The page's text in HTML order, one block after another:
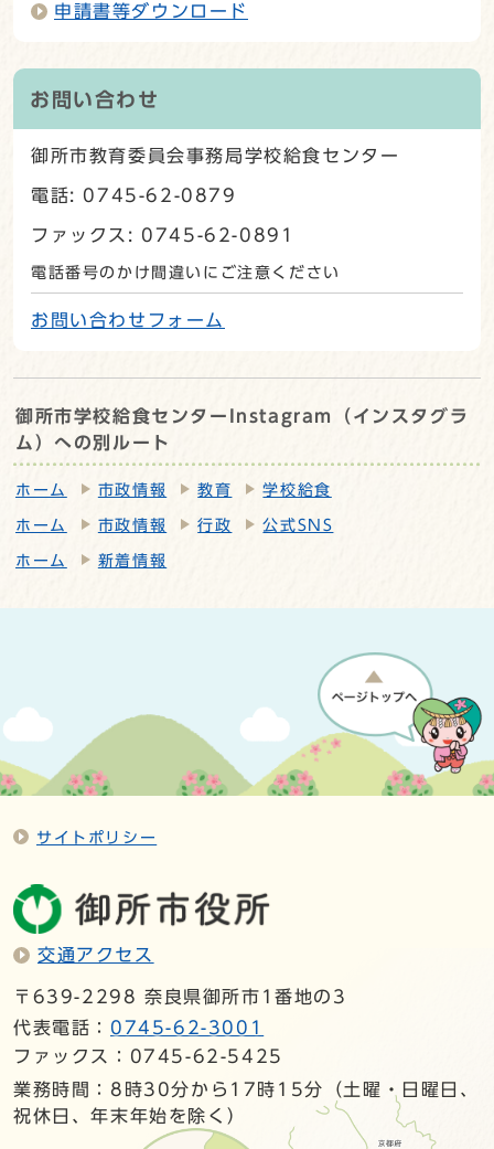
申請書等ダウンロード
お問い合わせ
御所市教育委員会事務局学校給食センター
電話: 0745-62-0879
ファックス: 0745-62-0891
電話番号のかけ間違いにご注意ください
お問い合わせフォーム
御所市学校給食センターInstagram（インスタグラ
ム）への別ルート
ホーム 市政情報 教育 学校給食
ホーム 市政情報 行政 公式SNS
ホーム 新着情報
サイトポリシー
交通アクセス
〒639-2298 奈良県御所市1番地の3
代表電話： 0745-62-3001
ファックス：0745-62-5425
業務時間：8時30分から17時15分（土曜・日曜日、
祝休日、年末年始を除く）